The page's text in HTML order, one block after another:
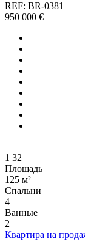
REF: BR-0381
950 000 €
1 32
Площадь
125 м²
Спальни
4
Ванные
2
Квартира на